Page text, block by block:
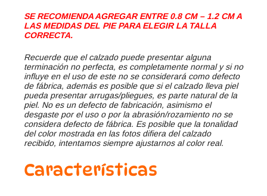
SE RECOMIENDA AGREGAR ENTRE 0.8 CM – 1.2 CM A
LAS MEDIDAS DEL PIE PARA ELEGIR LA TALLA
CORRECTA.
Recuerde que el calzado puede presentar alguna
terminación no perfecta, es completamente normal y si no
influye en el uso de este no se considerará como defecto
de fábrica, además es posible que si el calzado lleva piel
pueda presentar arrugas/pliegues, es parte natural de la
piel. No es un defecto de fabricación, asimismo el
desgaste por el uso o por la abrasión/rozamiento no se
considera defecto de fábrica. Es posible que la tonalidad
del color mostrada en las fotos difiera del calzado
recibido, intentamos siempre ajustarnos al color real.
Características